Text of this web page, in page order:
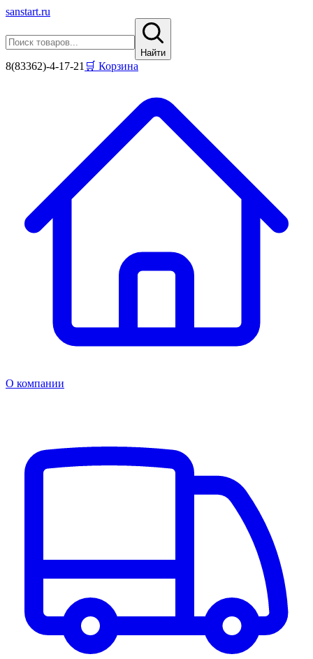
sanstart.ru
Найти
8(83362)-4-17-21 🛒 Корзина
О компании